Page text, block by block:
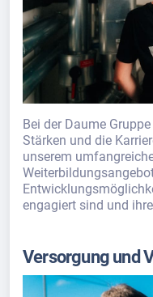
Bei der Daume
Stärken und die
unserem
engagiert sind und
Versorgung und